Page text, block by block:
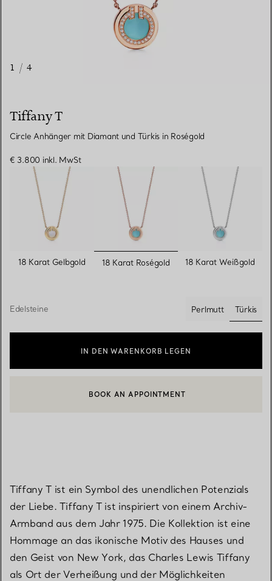
1 / 4
Tiffany T
Circle Anhänger mit Diamant und Türkis in Roségold
€ 3.800 inkl. MwSt
18 Karat Gelbgold ausgewählt
18 Karat Roségold 18 Karat Weißgold
Edelsteine Perlmutt
Türkis
IN DEN WARENKORB LEGEN
EINEN KUNDENBERATER KONTAKTIEREN ODER EINEN
BOOK AN APPOINTMENT
Tiffany T ist ein Symbol des unendlichen Potenzials
der Liebe. Tiffany T ist inspiriert von einem Archiv-
Armband aus dem Jahr 1975. Die Kollektion ist eine
Hommage an das ikonische Motiv des Hauses und
den Geist von New York, das Charles Lewis Tiffany
als Ort der Verheißung und der Möglichkeiten